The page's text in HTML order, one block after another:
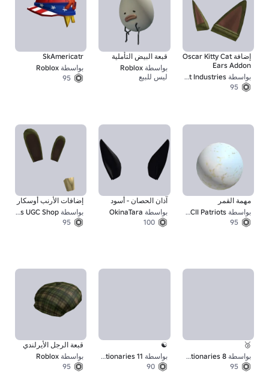
SkAmericatr
بواسطة Roblox
95
قبعة البيض التأملية
بواسطة Roblox
ليس للبيع
1
إضافة Oscar Kitty Cat
Ears Addon
بواسطة Von Bot Industries
95
إضافات الأرنب أوسكار
بواسطة GhastSeed's UGC Shop
95
آذان الحصان - أسود
بواسطة OkinaTara
100
مهمة القمر
بواسطة ASCII Patriots
95
قبعة الرجل الأيرلندي
بواسطة Roblox
95
☯
بواسطة Knowledge Revolutionaries 11
90
🥉
بواسطة Knowledge Revolutionaries 8
95